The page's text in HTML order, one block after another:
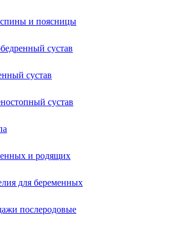
и поясницы
сустав
сустав
сустав
и родящих
для беременных
послеродовые